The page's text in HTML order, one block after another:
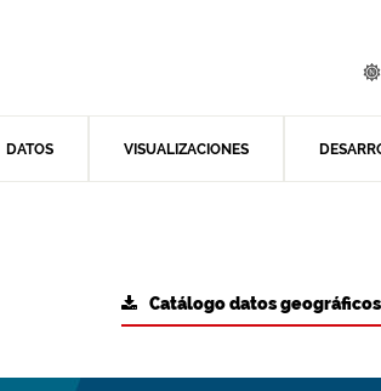
DATOS VISUALIZACIONES
Catálogo datos geográficos